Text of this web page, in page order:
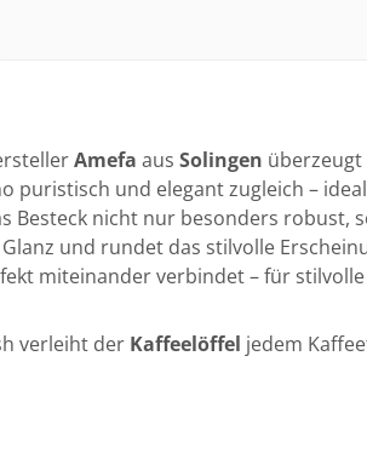
Amefa aus Solingen
puristisch und elegant zugleich –
Besteck nicht nur besonders robust,
und rundet das stilvolle
miteinander verbindet – für
verleiht der Kaffeelöffel jedem